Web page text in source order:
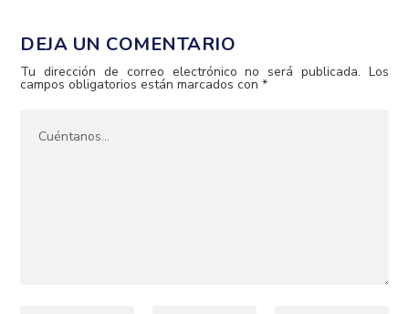
DEJA UN COMENTARIO
Tu dirección de correo electrónico no será publicada. Los
campos obligatorios están marcados con*